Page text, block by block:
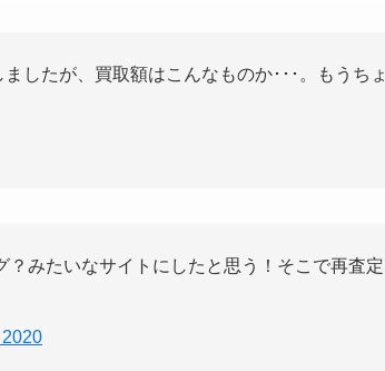
したが、買取額はこんなものか･･･。もうちょ
？みたいなサイトにしたと思う！そこで再査定